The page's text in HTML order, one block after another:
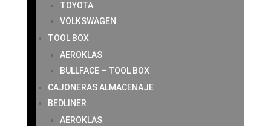
TOYOTA
VOLKSWAGEN
TOOL BOX
AEROKLAS
BULLFACE – TOOL BOX
CAJONERAS ALMACENAJE
BEDLINER
AEROKLAS